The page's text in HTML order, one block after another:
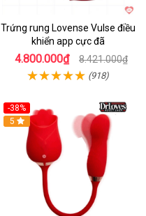
Trứng rung Lovense Vulse điều
khiển app cực đã
4.800.000₫ 8.421.000₫
(918)
-38%
Hot
5